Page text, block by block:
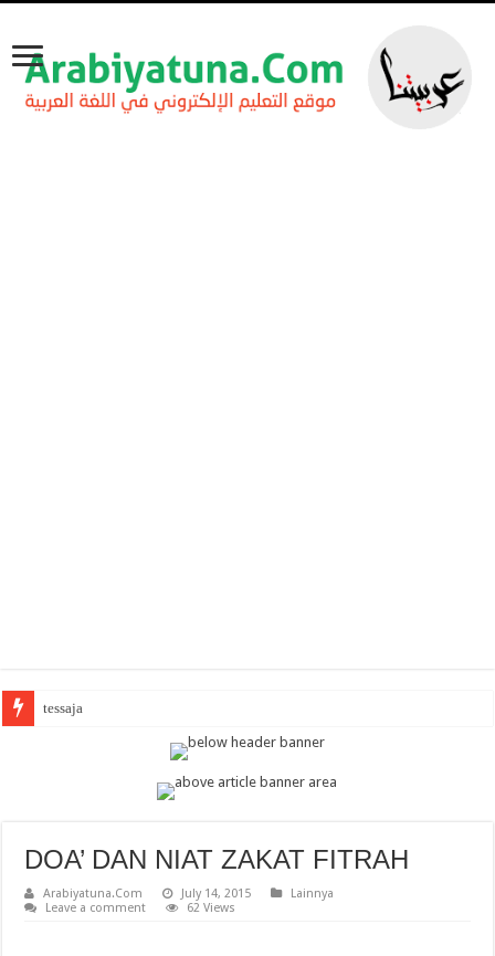
A
DOA’ DAN NIAT ZAKAT FITRAH
Arabiyatuna.Com July 14, 2015
Lainnya
Leave a comment
62 Views